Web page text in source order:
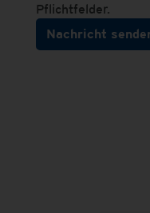
Pflichtfelder.